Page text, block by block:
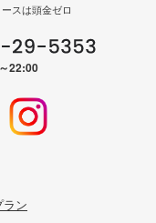
スは頭金ゼロ
22:00
ン